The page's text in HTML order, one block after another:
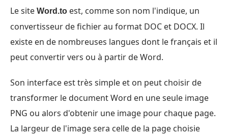
Le site Word.to est, comme son nom l'indique, un
convertisseur de fichier au format DOC et DOCX. Il
existe en de nombreuses langues dont le français et il
peut convertir vers ou à partir de Word.
Son interface est très simple et on peut choisir de
transformer le document Word en une seule image
PNG ou alors d'obtenir une image pour chaque page.
La largeur de l'image sera celle de la page choisie